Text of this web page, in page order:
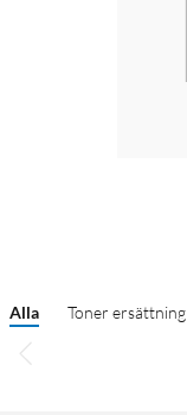
Alla Toner ersättning